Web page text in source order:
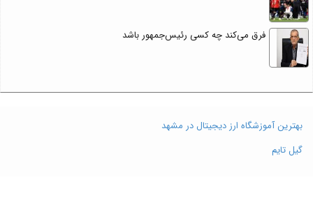
فرق می‌کند چه کسی رئیس‌جمهور باشد
بهترین آموزشگاه ارز دیجیتال در مشهد
گیل تایم